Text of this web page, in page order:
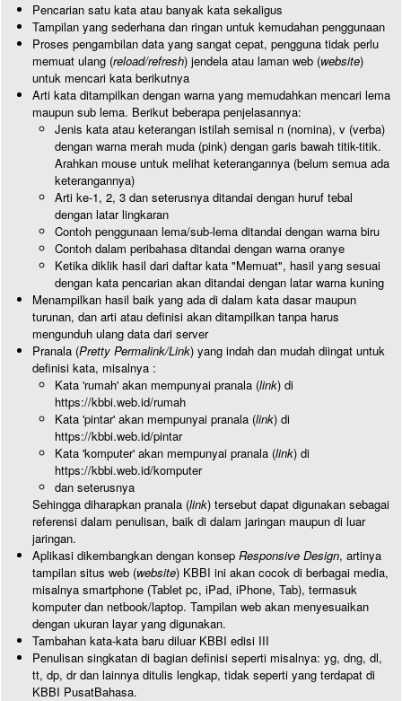
Pencarian satu kata atau banyak kata sekaligus
Tampilan yang sederhana dan ringan untuk kemudahan penggunaan
Proses pengambilan data yang sangat cepat, pengguna tidak perlu
memuat ulang (reload/refresh) jendela atau laman web (website)
untuk mencari kata berikutnya
Arti kata ditampilkan dengan warna yang memudahkan mencari lema
maupun sub lema. Berikut beberapa penjelasannya:
Jenis kata atau keterangan istilah semisal n (nomina), v (verba)
dengan warna merah muda (pink) dengan garis bawah titik-titik.
Arahkan mouse untuk melihat keterangannya (belum semua ada
keterangannya)
Arti ke-1, 2, 3 dan seterusnya ditandai dengan huruf tebal
dengan latar lingkaran
Contoh penggunaan lema/sub-lema ditandai dengan warna biru
Contoh dalam peribahasa ditandai dengan warna oranye
Ketika diklik hasil dari daftar kata "Memuat", hasil yang sesuai
dengan kata pencarian akan ditandai dengan latar warna kuning
Menampilkan hasil baik yang ada di dalam kata dasar maupun
turunan, dan arti atau definisi akan ditampilkan tanpa harus
mengunduh ulang data dari server
Pranala (Pretty Permalink/Link) yang indah dan mudah diingat untuk
definisi kata, misalnya :
Kata 'rumah' akan mempunyai pranala (link) di
https://kbbi.web.id/rumah
Kata 'pintar' akan mempunyai pranala (link) di
https://kbbi.web.id/pintar
Kata 'komputer' akan mempunyai pranala (link) di
https://kbbi.web.id/komputer
dan seterusnya
Sehingga diharapkan pranala (link) tersebut dapat digunakan sebagai
referensi dalam penulisan, baik di dalam jaringan maupun di luar
jaringan.
Aplikasi dikembangkan dengan konsep Responsive Design, artinya
tampilan situs web (website) KBBI ini akan cocok di berbagai media,
misalnya smartphone (Tablet pc, iPad, iPhone, Tab), termasuk
komputer dan netbook/laptop. Tampilan web akan menyesuaikan
dengan ukuran layar yang digunakan.
Tambahan kata-kata baru diluar KBBI edisi III
Penulisan singkatan di bagian definisi seperti misalnya: yg, dng, dl,
tt, dp, dr dan lainnya ditulis lengkap, tidak seperti yang terdapat di
KBBI PusatBahasa.